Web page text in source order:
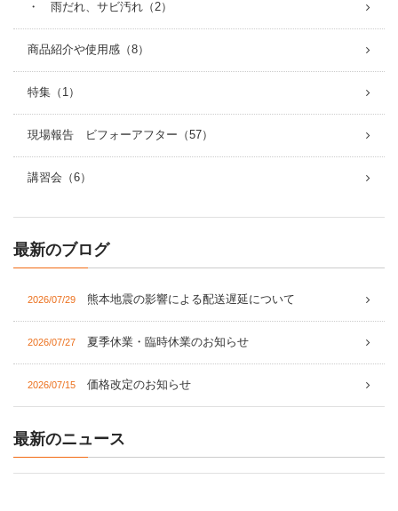
・ 雨だれ、サビ汚れ（2）
商品紹介や使用感（8）
特集（1）
現場報告 ビフォーアフター（57）
講習会（6）
最新のブログ
2026/07/29 熊本地震の影響による配送遅延について
2026/07/27 夏季休業・臨時休業のお知らせ
2026/07/15 価格改定のお知らせ
最新のニュース